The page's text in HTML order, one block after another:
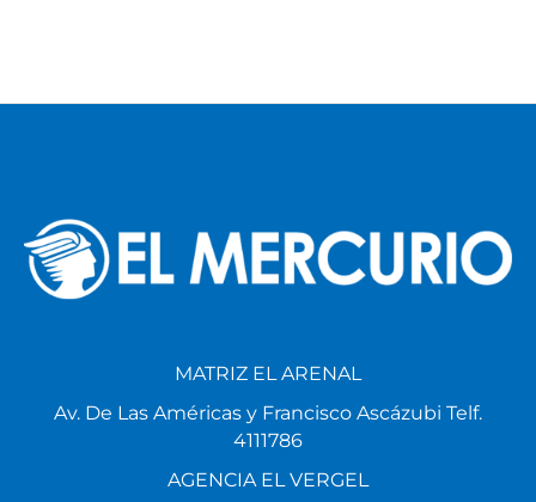
MATRIZ EL ARENAL
Av. De Las Américas y Francisco Ascázubi Telf.
4111786
AGENCIA EL VERGEL